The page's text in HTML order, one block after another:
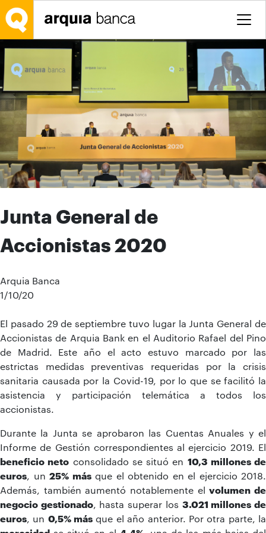
Saltar al contenido principal
Junta General de
Accionistas 2020
Arquia Banca
1/10/20
El pasado 29 de septiembre tuvo lugar la Junta General de
Accionistas de Arquia Bank en el Auditorio Rafael del Pino
de Madrid. Este año el acto estuvo marcado por las
estrictas medidas preventivas requeridas por la crisis
sanitaria causada por la Covid-19, por lo que se facilitó la
asistencia y participación telemática a todos los
accionistas.
Durante la Junta se aprobaron las Cuentas Anuales y el
Informe de Gestión correspondientes al ejercicio 2019. El
beneficio neto consolidado se situó en 10,3 millonesde
euros , un 25% másque el obtenido en el ejercicio 2018.
Además, también aumentó notablemente elvolumen de
negocio gestionado, hasta superar los 3.021 millones de
euros , un 0,5% más que el año anterior. Por otra parte, la